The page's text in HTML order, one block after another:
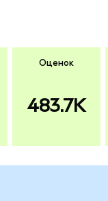
Оценок
483.7K